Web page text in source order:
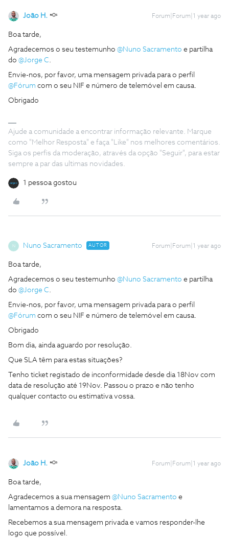
João H. Forum|Forum|1 year ago
Boa tarde,
Agradecemos o seu testemunho ​ @Nuno Sacramento e partilha
do ​ @Jorge C.
Envie-nos, por favor, uma mensagem privada para o perfil ​
@Fórum com o seu NIF e número de telemóvel em causa.
Obrigado
Ajude a comunidade a encontrar informação relevante. Marque
como "Melhor Resposta" e faça "Like" nos melhores comentários.
Siga os perfis da moderação, através da opção "Seguir", para estar
sempre a par das ultimas novidades.
1 pessoa gostou
N Nuno Sacramento AUTOR Forum|Forum|1 year ago
Boa tarde,
Agradecemos o seu testemunho ​ @Nuno Sacramento e partilha
do ​ @Jorge C.
Envie-nos, por favor, uma mensagem privada para o perfil ​
@Fórum com o seu NIF e número de telemóvel em causa.
Obrigado
Bom dia, ainda aguardo por resolução.
Que SLA têm para estas situações?
Tenho ticket registado de inconformidade desde dia 18Nov com
data de resolução até 19Nov. Passou o prazo e não tenho
qualquer contacto ou estimativa vossa.
João H. Forum|Forum|1 year ago
Boa tarde,
Agradecemos a sua mensagem ​ @Nuno Sacramento e
lamentamos a demora na resposta.
Recebemos a sua mensagem privada e vamos responder-lhe
logo que possível.